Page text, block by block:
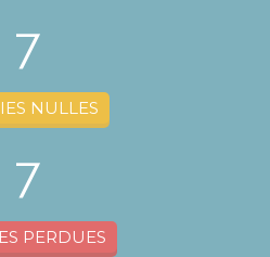
7
NULLES
7
PERDUES